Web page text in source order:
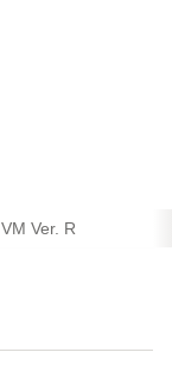
VM Ver. R